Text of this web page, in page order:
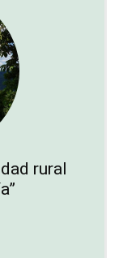
rural